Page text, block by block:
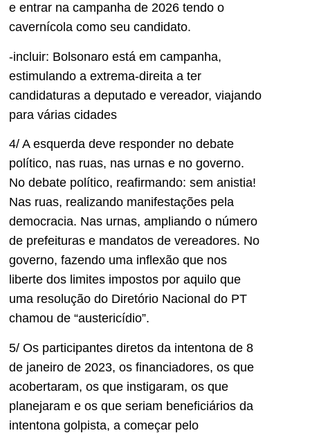
e entrar na campanha de 2026 tendo o
cavernícola como seu candidato.
-incluir: Bolsonaro está em campanha,
estimulando a extrema-direita a ter
candidaturas a deputado e vereador, viajando
para várias cidades
4/ A esquerda deve responder no debate
político, nas ruas, nas urnas e no governo.
No debate político, reafirmando: sem anistia!
Nas ruas, realizando manifestações pela
democracia. Nas urnas, ampliando o número
de prefeituras e mandatos de vereadores. No
governo, fazendo uma inflexão que nos
liberte dos limites impostos por aquilo que
uma resolução do Diretório Nacional do PT
chamou de “austericídio”.
5/ Os participantes diretos da intentona de 8
de janeiro de 2023, os financiadores, os que
acobertaram, os que instigaram, os que
planejaram e os que seriam beneficiários da
intentona golpista, a começar pelo